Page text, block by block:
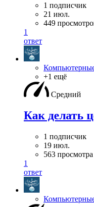
1 подписчик
21 июл.
449
1
ответ
+1 ещё
Средний
Как делать
1 подписчик
19 июл.
563 просмотра
1
ответ